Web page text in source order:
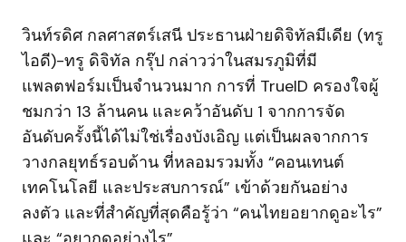
วินท์รดิศ กลศาสตร์เสนี ประธานฝ่ายดิจิทัลมีเดีย (ทรู
ไอดี)-ทรู ดิจิทัล กรุ๊ป กล่าวว่าในสมรภูมิที่มี
แพลตฟอร์มเป็นจำนวนมาก การที่ TrueID ครองใจผู้
ชมกว่า 13 ล้านคน และคว้าอันดับ 1 จากการจัด
อันดับครั้งนี้ได้ไม่ใช่เรื่องบังเอิญ แต่เป็นผลจากการ
วางกลยุทธ์รอบด้าน ที่หลอมรวมทั้ง “คอนเทนต์
เทคโนโลยี และประสบการณ์” เข้าด้วยกันอย่าง
ลงตัว และที่สำคัญที่สุดคือรู้ว่า “คนไทยอยากดูอะไร”